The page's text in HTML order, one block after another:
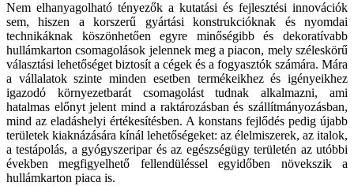
Nem elhanyagolható tényezők a kutatási és fejlesztési innovációk
sem, hiszen a korszerű gyártási konstrukcióknak és nyomdai
technikáknak köszönhetően egyre minőségibb és dekoratívabb
hullámkarton csomagolások jelennek meg a piacon, mely széleskörű
választási lehetőséget biztosít a cégek és a fogyasztók számára. Mára
a vállalatok szinte minden esetben termékeikhez és igényeikhez
igazodó környezetbarát csomagolást tudnak alkalmazni, ami
hatalmas előnyt jelent mind a raktározásban és szállítmányozásban,
mind az eladáshelyi értékesítésben. A konstans fejlődés pedig újabb
területek kiaknázására kínál lehetőségeket: az élelmiszerek, az italok,
a testápolás, a gyógyszeripar és az egészségügy területén az utóbbi
években megfigyelhető fellendüléssel egyidőben növekszik a
hullámkarton piaca is.